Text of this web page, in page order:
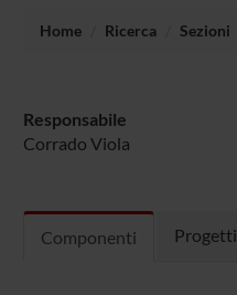
Home Ricerca Sezioni
Responsabile
Corrado Viola
Componenti Progetti